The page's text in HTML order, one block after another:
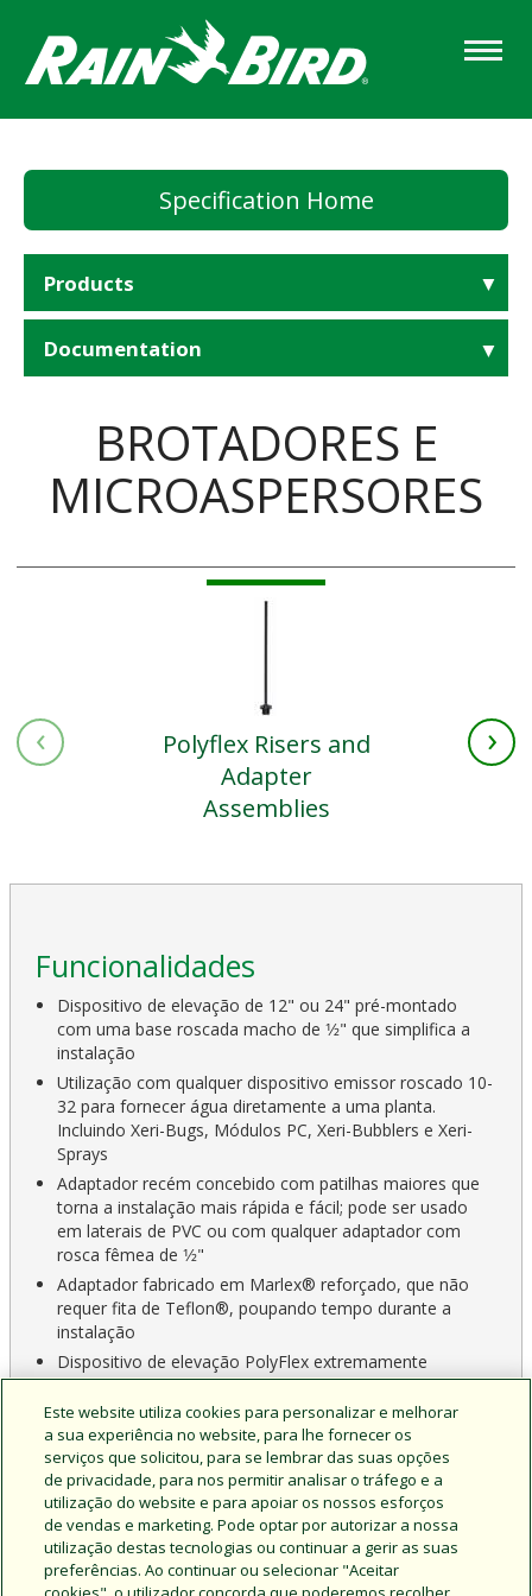
main
content
Specification Home
Products
Documentation
BROTADORES E
MICROASPERSORES
Polyflex Risers and
Adapter
Assemblies
‹ ›
Funcionalidades
Dispositivo de elevação de 12" ou 24" pré-montado
com uma base roscada macho de 1⁄2" que simplifica a
instalação
Utilização com qualquer dispositivo emissor roscado 10-
32 para fornecer água diretamente a uma planta.
Incluindo Xeri-Bugs, Módulos PC, Xeri-Bubblers e Xeri-
Sprays
Adaptador recém concebido com patilhas maiores que
torna a instalação mais rápida e fácil; pode ser usado
em laterais de PVC ou com qualquer adaptador com
rosca fêmea de 1⁄2"
Adaptador fabricado em Marlex® reforçado, que não
requer fita de Teflon®, poupando tempo durante a
instalação
Dispositivo de elevação PolyFlex extremamente
resistente e fiável construído com polietileno de alta
densidade e paredes espessas
CAD & Documents Product Home
Este website utiliza cookies para personalizar e melhorar
a sua experiência no website, para lhe fornecer os
serviços que solicitou, para se lembrar das suas opções
de privacidade, para nos permitir analisar o tráfego e a
utilização do website e para apoiar os nossos esforços
de vendas e marketing. Pode optar por autorizar a nossa
utilização destas tecnologias ou continuar a gerir as suas
preferências. Ao continuar ou selecionar "Aceitar